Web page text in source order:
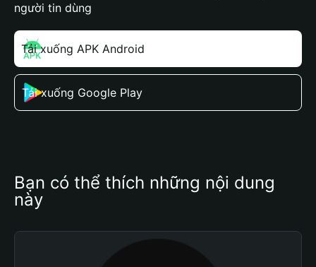
người tin dùng
Tải xuống APK Android
Tải xuống Google Play
Bạn có thể thích những nội dung
này